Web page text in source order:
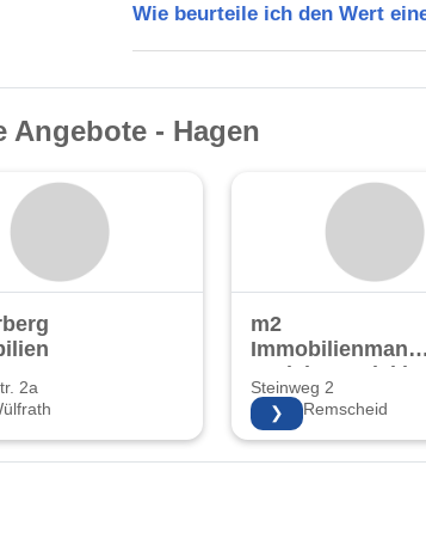
Wie beurteile ich den Wert
Angebote - Hagen
2a
m2
KG
Steinweg 2
42853 Remscheid
❯